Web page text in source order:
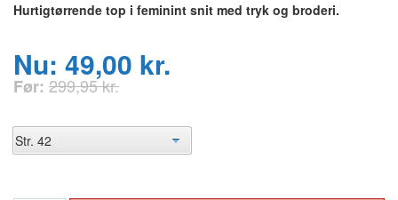
Hurtigtørrende top i feminint snit med tryk og broderi.
Nu: 49,00 kr.
Før: 299,95 kr.